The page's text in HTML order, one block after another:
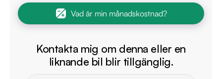
Vad är min månadskostnad?
Kontakta mig om denna eller en
liknande bil blir tillgänglig.